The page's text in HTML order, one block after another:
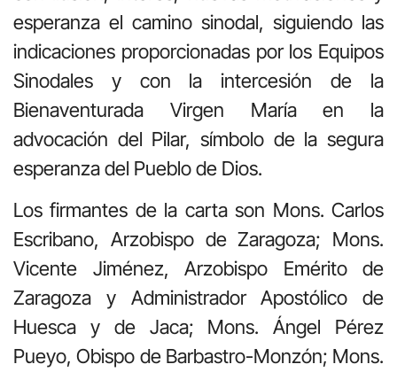
esperanza el camino sinodal, siguiendo las
indicaciones proporcionadas por los Equipos
Sinodales y con la intercesión de la
Bienaventurada Virgen María en la
advocación del Pilar, símbolo de la segura
esperanza del Pueblo de Dios.
Los firmantes de la carta son Mons. Carlos
Escribano, Arzobispo de Zaragoza; Mons.
Vicente Jiménez, Arzobispo Emérito de
Zaragoza y Administrador Apostólico de
Huesca y de Jaca; Mons. Ángel Pérez
Pueyo, Obispo de Barbastro-Monzón; Mons.